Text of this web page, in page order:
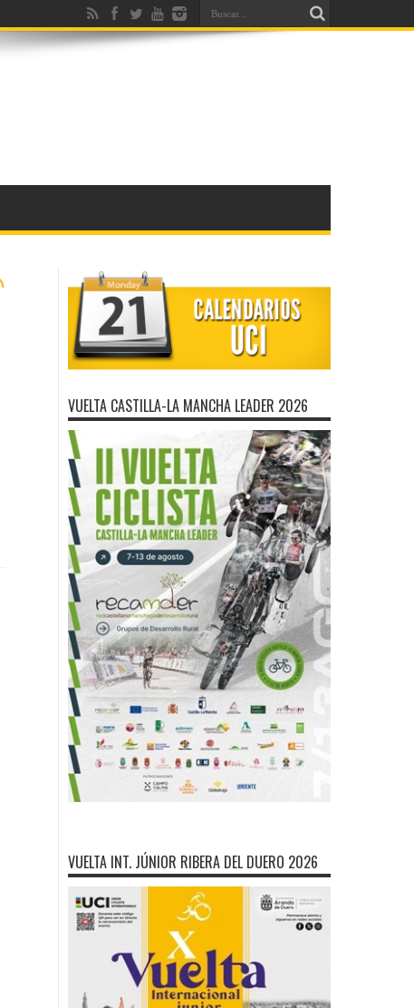
VUELTA CASTILLA-LA MANCHA LEADER 2026
VUELTA INT. JÚNIOR RIBERA DEL DUERO 2026